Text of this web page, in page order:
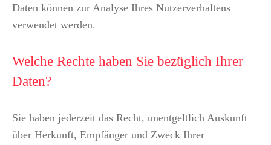
Daten können zur Analyse Ihres Nutzerverhaltens
verwendet werden.
Welche Rechte haben Sie bezüglich Ihrer
Daten?
Sie haben jederzeit das Recht, unentgeltlich Auskunft
über Herkunft, Empfänger und Zweck Ihrer